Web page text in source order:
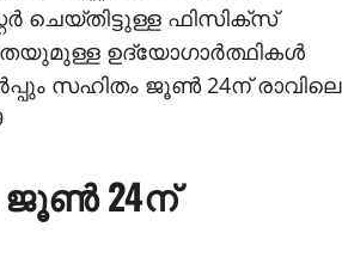
ചെയ്തിട്ടുള്ള ഫിസിക്‌സ്
ഉദ്യോഗാര്‍ത്ഥികള്‍
സഹിതം ജൂണ്‍ 24ന് രാവിലെ
ജൂണ്‍ 24ന്